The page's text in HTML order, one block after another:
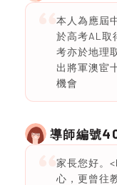
本人為應屆
於高考AL取
考亦於地理
出將軍澳宦
機會
導師編號
家長您好。
心，更曾往